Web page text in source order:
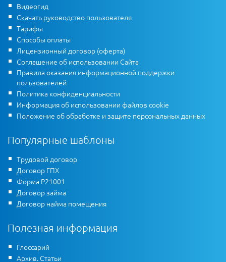
Видеогид
Скачать руководство пользователя
Тарифы
Способы оплаты
Лицензионный договор (оферта)
Соглашение об использовании Сайта
Правила оказания информационной поддержки
пользователей
Политика конфиденциальности
Информация об использовании файлов cookie
Положение об обработке и защите персональных данных
Популярные шаблоны
Трудовой договор
Договор ГПХ
Форма Р21001
Договор займа
Договор найма помещения
Полезная информация
Глоссарий
Архив. Статьи